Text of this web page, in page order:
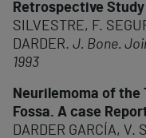
Retrospective
SILVESTRE, F.
DARDER. J. Bone.
1993
Neurilemoma of the
Fossa. A case
DARDER GARCÍA, V.